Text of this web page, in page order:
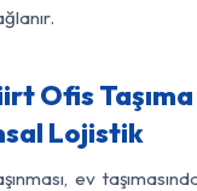
Ofis
Lojistik
ev